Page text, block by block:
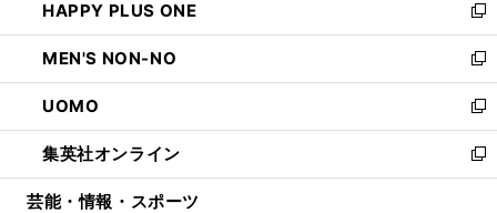
く
で
開
く
ド
ウ
で
開
く
ィ
ン
ド
ウ
で
開
く
い
ウ
ィ
ン
ド
ウ
で
開
HAPPY PLUS ONE
新
し
い
ウ
ィ
ン
ド
ウ
MEN'S NON-NO
新
し
い
ウ
ィ
ン
UOMO
新
し
い
ウ
集英社オンライン
新
し
芸能・情報・スポーツ